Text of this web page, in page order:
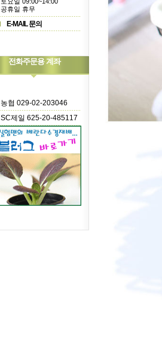
공휴일 휴무
E-MAIL 문의
전화주문용 계좌
농협 029-02-203046
SC제일 625-20-485117